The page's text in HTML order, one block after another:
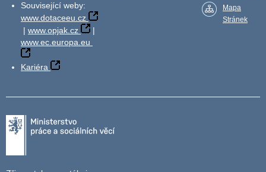
Související weby:
www.dotaceeu.cz
| www.opjak.cz
|
www.ec.europa.eu
Kariéra
Mapa
Stránek